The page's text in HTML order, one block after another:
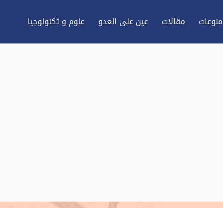
منوعات مقالات عين علی العدو علوم و تكنولوجيا